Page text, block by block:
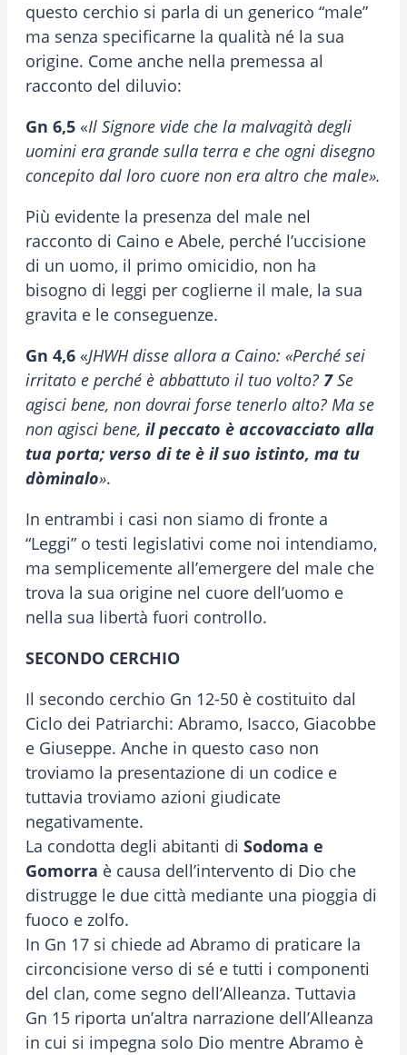
questo cerchio si parla di un generico “male”
ma senza specificarne la qualità né la sua
origine. Come anche nella premessa al
racconto del diluvio:
Gn 6,5 «Il Signore vide che la malvagità degli
uomini era grande sulla terra e che ogni disegno
concepito dal loro cuore non era altro che male».
Più evidente la presenza del male nel
racconto di Caino e Abele, perché l’uccisione
di un uomo, il primo omicidio, non ha
bisogno di leggi per coglierne il male, la sua
gravita e le conseguenze.
Gn 4,6 «JHWH disse allora a Caino: «Perché sei
irritato e perché è abbattuto il tuo volto? 7Se
agisci bene, non dovrai forse tenerlo alto? Ma se
non agisci bene, il peccato è accovacciato alla
tua porta; verso di te è il suo istinto, ma tu
dòminalo».
In entrambi i casi non siamo di fronte a
“Leggi” o testi legislativi come noi intendiamo,
ma semplicemente all’emergere del male che
trova la sua origine nel cuore dell’uomo e
nella sua libertà fuori controllo.
SECONDO CERCHIO
Il secondo cerchio Gn 12-50 è costituito dal
Ciclo dei Patriarchi: Abramo, Isacco, Giacobbe
e Giuseppe. Anche in questo caso non
troviamo la presentazione di un codice e
tuttavia troviamo azioni giudicate
negativamente.
La condotta degli abitanti di Sodoma e
Gomorra è causa dell’intervento di Dio che
distrugge le due città mediante una pioggia di
fuoco e zolfo.
In Gn 17 si chiede ad Abramo di praticare la
circoncisione verso di sé e tutti i componenti
del clan, come segno dell’Alleanza. Tuttavia
Gn 15 riporta un’altra narrazione dell’Alleanza
in cui si impegna solo Dio mentre Abramo è